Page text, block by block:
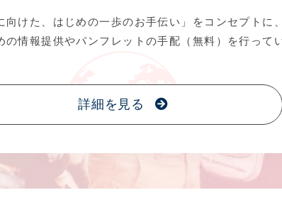
向けた、はじめの一歩のお手伝い」をコンセプトに
の情報提供やパンフレットの手配（無料）を行って
詳細を見る